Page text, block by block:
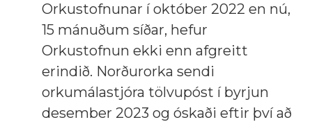
Orkustofnunar í október 2022 en nú,
15 mánuðum síðar, hefur
Orkustofnun ekki enn afgreitt
erindið. Norðurorka sendi
orkumálastjóra tölvupóst í byrjun
desember 2023 og óskaði eftir því að